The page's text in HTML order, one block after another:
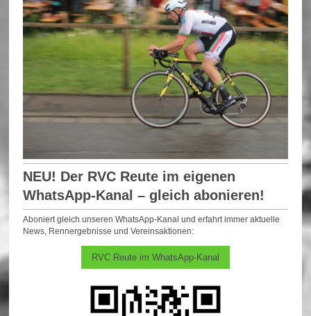
NEU! Der RVC Reute im eigenen
WhatsApp-Kanal – gleich abonieren!
Aboniert gleich unseren WhatsApp-Kanal und erfahrt immer aktuelle
News, Rennergebnisse und Vereinsaktionen:
RVC Reute im WhatsApp-Kanal